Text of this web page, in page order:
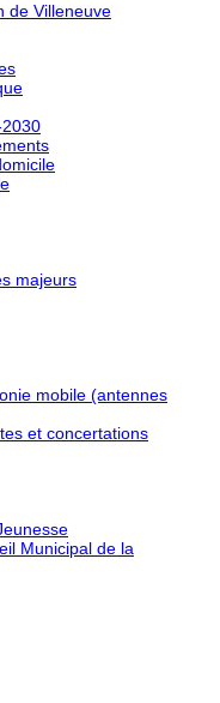
de Villeneuve
majeurs
mobile (antennes
et concertations
Municipal de la